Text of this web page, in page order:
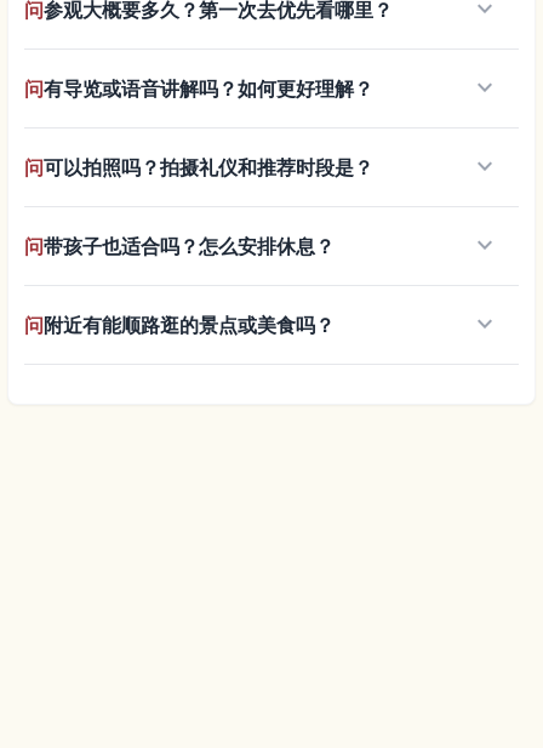
问参观大概要多久？第一次去优先看哪里？ keyboard_arrow_down
问有导览或语音讲解吗？如何更好理解？ keyboard_arrow_down
问可以拍照吗？拍摄礼仪和推荐时段是？ keyboard_arrow_down
问带孩子也适合吗？怎么安排休息？ keyboard_arrow_down
问附近有能顺路逛的景点或美食吗？ keyboard_arrow_down